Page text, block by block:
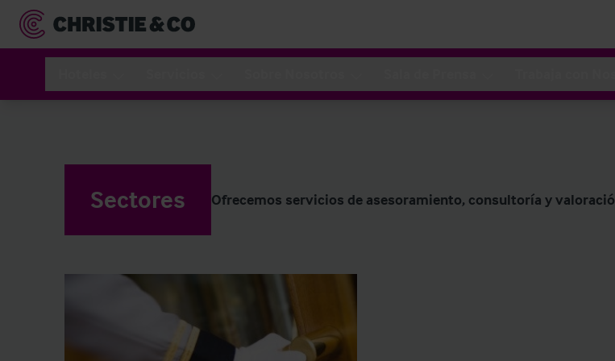
Sectores Ofrecemos servicios de asesoramiento, consultoría y